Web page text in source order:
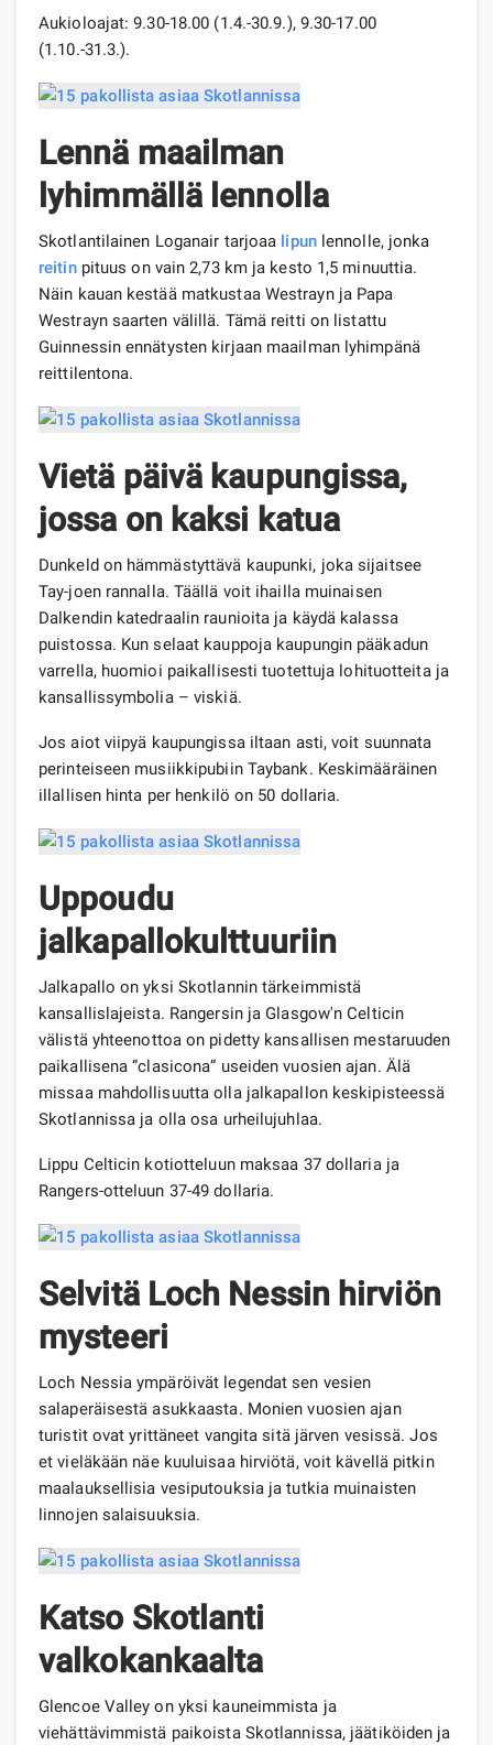
Aukioloajat: 9.30-18.00 (1.4.-30.9.), 9.30-17.00
(1.10.-31.3.).
Lennä maailman
lyhimmällä lennolla
Skotlantilainen Loganair tarjoaa lipunlennolle, jonka
reitinpituus on vain 2,73 km ja kesto 1,5 minuuttia.
Näin kauan kestää matkustaa Westrayn ja Papa
Westrayn saarten välillä. Tämä reitti on listattu
Guinnessin ennätysten kirjaan maailman lyhimpänä
reittilentona.
Vietä päivä kaupungissa,
jossa on kaksi katua
Dunkeld on hämmästyttävä kaupunki, joka sijaitsee
Tay-joen rannalla. Täällä voit ihailla muinaisen
Dalkendin katedraalin raunioita ja käydä kalassa
puistossa. Kun selaat kauppoja kaupungin pääkadun
varrella, huomioi paikallisesti tuotettuja lohituotteita ja
kansallissymbolia – viskiä.
Jos aiot viipyä kaupungissa iltaan asti, voit suunnata
perinteiseen musiikkipubiin Taybank. Keskimääräinen
illallisen hinta per henkilö on 50 dollaria.
Uppoudu
jalkapallokulttuuriin
Jalkapallo on yksi Skotlannin tärkeimmistä
kansallislajeista. Rangersin ja Glasgow'n Celticin
välistä yhteenottoa on pidetty kansallisen mestaruuden
paikallisena ”clasicona” useiden vuosien ajan. Älä
missaa mahdollisuutta olla jalkapallon keskipisteessä
Skotlannissa ja olla osa urheilujuhlaa.
Lippu Celticin kotiotteluun maksaa 37 dollaria ja
Rangers-otteluun 37-49 dollaria.
Selvitä Loch Nessin hirviön
mysteeri
Loch Nessia ympäröivät legendat sen vesien
salaperäisestä asukkaasta. Monien vuosien ajan
turistit ovat yrittäneet vangita sitä järven vesissä. Jos
et vieläkään näe kuuluisaa hirviötä, voit kävellä pitkin
maalauksellisia vesiputouksia ja tutkia muinaisten
linnojen salaisuuksia.
Katso Skotlanti
valkokankaalta
Glencoe Valley on yksi kauneimmista ja
viehättävimmistä paikoista Skotlannissa, jäätiköiden ja